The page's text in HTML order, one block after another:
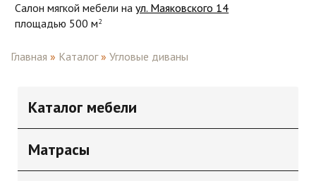
Салон мягкой мебели наул. Маяковского 14
площадью 500 м2
Главная » Каталог » Угловые диваны
Каталог мебели
Матрасы